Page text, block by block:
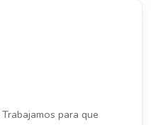
para que